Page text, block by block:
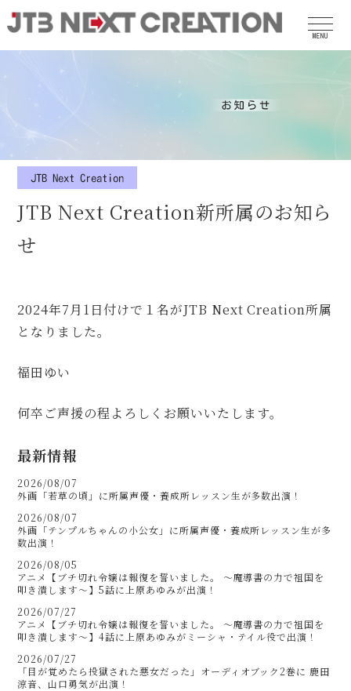
MENU
JTB Next Creation新所属のお知ら
せ
2024年7月1日付けで１名がJTB Next Creation所属
となりました。
福田ゆい
何卒ご声援の程よろしくお願いいたします。
最新情報
2026/08/07
外画「若草の頃」に所属声優・養成所レッスン生が多数出演！
2026/08/07
外画「テンプルちゃんの小公女」に所属声優・養成所レッスン生が多
数出演！
2026/08/05
アニメ【ブチ切れ令嬢は報復を誓いました。 ～魔導書の力で祖国を
叩き潰します～】5話に上原あゆみが出演！
2026/07/27
アニメ【ブチ切れ令嬢は報復を誓いました。 ～魔導書の力で祖国を
叩き潰します～】4話に上原あゆみがミーシャ・テイル役で出演！
2026/07/27
「目が覚めたら投獄された悪女だった」オーディオブック2巻に 鹿田
涼音、山口勇気が出演！